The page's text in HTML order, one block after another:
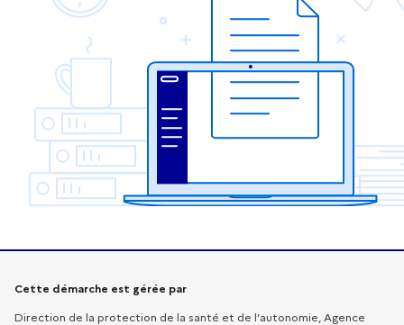
Informations sur la démarche
Cette démarche est gérée par
Direction de la protection de la santé et de l’autonomie, Agence